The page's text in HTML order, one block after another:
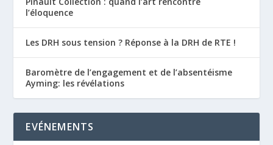
l’éloquence
Les DRH sous tension ? Réponse à la DRH de RTE !
Baromètre de l’engagement et de l’absentéisme
Ayming: les révélations
EVÉNEMENTS